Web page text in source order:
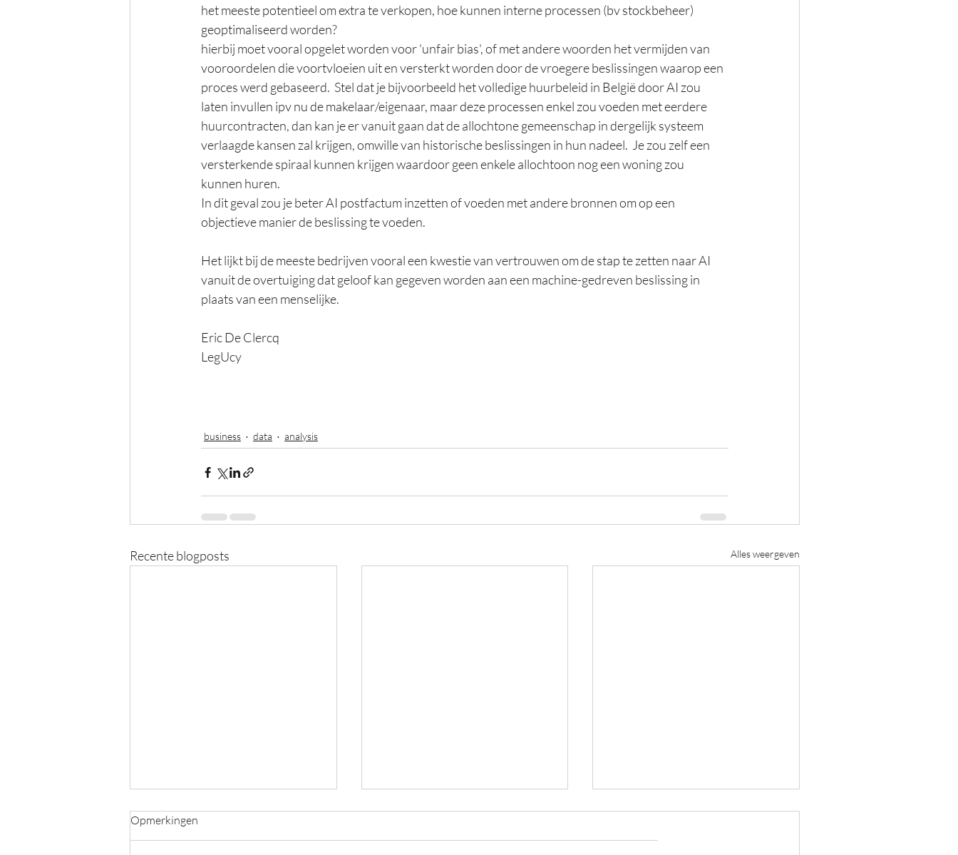
het meeste potentieel om extra te verkopen, hoe kunnen interne processen (bv stockbeheer)
geoptimaliseerd worden?
hierbij moet vooral opgelet worden voor 'unfair bias', of met andere woorden het vermijden van
vooroordelen die voortvloeien uit en versterkt worden door de vroegere beslissingen waarop een
proces werd gebaseerd.  Stel dat je bijvoorbeeld het volledige huurbeleid in België door AI zou
laten invullen ipv nu de makelaar/eigenaar, maar deze processen enkel zou voeden met eerdere
huurcontracten, dan kan je er vanuit gaan dat de allochtone gemeenschap in dergelijk systeem
verlaagde kansen zal krijgen, omwille van historische beslissingen in hun nadeel.  Je zou zelf een
versterkende spiraal kunnen krijgen waardoor geen enkele allochtoon nog een woning zou
kunnen huren.
In dit geval zou je beter AI postfactum inzetten of voeden met andere bronnen om op een
objectieve manier de beslissing te voeden.
Het lijkt bij de meeste bedrijven vooral een kwestie van vertrouwen om de stap te zetten naar AI
vanuit de overtuiging dat geloof kan gegeven worden aan een machine-gedreven beslissing in
plaats van een menselijke.
Eric De Clercq
LegUcy
business data analysis
Recente blogposts Alles weergeven
Opmerkingen